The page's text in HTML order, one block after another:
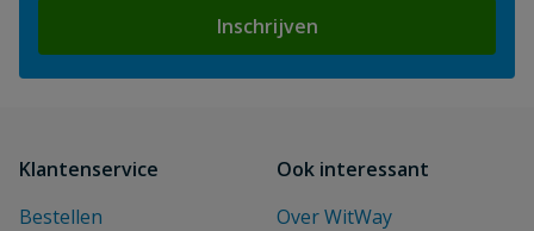
Inschrijven
Klantenservice
Bestellen
Ook interessant
Over WitWay